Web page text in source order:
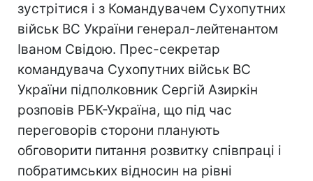
зустрітися і з Командувачем Сухопутних
військ ВС України генерал-лейтенантом
Іваном Свідою. Прес-секретар
командувача Сухопутних військ ВС
України підполковник Сергій Азиркін
розповів РБК-Україна, що під час
переговорів сторони планують
обговорити питання розвитку співпраці і
побратимських відносин на рівні